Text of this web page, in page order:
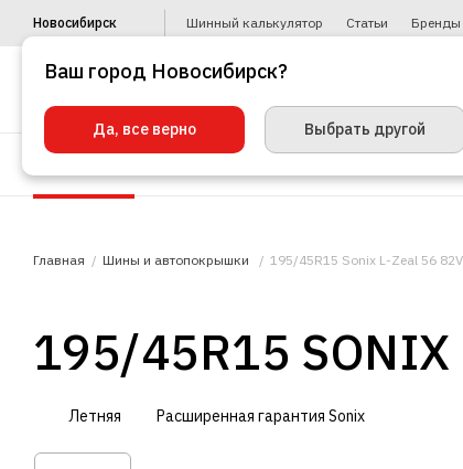
Новосибирск Шинный калькулятор Статьи Бренды
Главная Шины и автопокрышки 195/45R15 Sonix L-Zeal 56
195/45R15 SONIX
Летняя Расширенная гарантия Sonix
Ваш город Новосибирск?
Да, все верно Выбрать другой